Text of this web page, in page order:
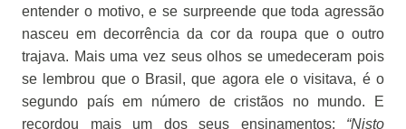
entender o motivo, e se surpreende que toda agressão
nasceu em decorrência da cor da roupa que o outro
trajava. Mais uma vez seus olhos se umedeceram pois
se lembrou que o Brasil, que agora ele o visitava, é o
segundo país em número de cristãos no mundo. E
recordou mais um dos seus ensinamentos: “Nisto